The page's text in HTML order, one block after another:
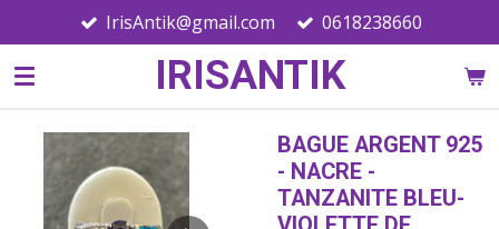
au
contenu
IRISANTIK
IrisAntik@gmail.com 0618238660
BAGUE ARGENT 925
- NACRE -
TANZANITE BLEU-